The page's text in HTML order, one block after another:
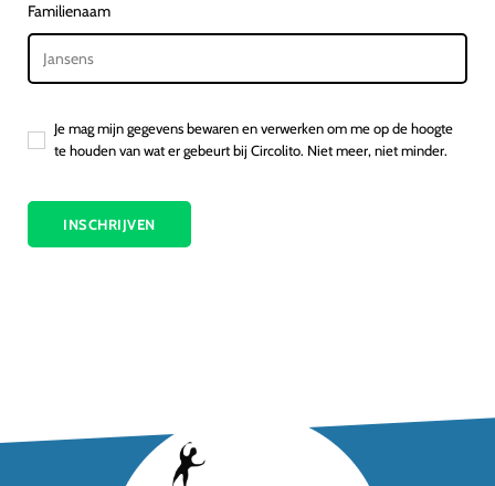
Familienaam
Je mag mijn gegevens bewaren en verwerken om me op de hoogte
te houden van wat er gebeurt bij Circolito. Niet meer, niet minder.
INSCHRIJVEN